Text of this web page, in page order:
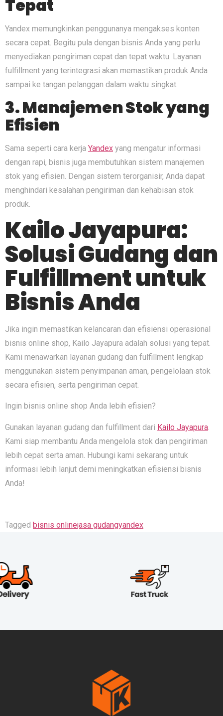
Tepat
Yandex memungkinkan penggunanya mengakses konten
secara cepat. Begitu pula dengan bisnis Anda yang perlu
menyediakan pengiriman cepat dan tepat waktu. Layanan
fulfillment yang terintegrasi akan memastikan produk Anda
sampai ke tangan pelanggan dalam waktu singkat.
3. Manajemen Stok yang
Efisien
Sama seperti cara kerja Yandex yang mengatur informasi
dengan rapi, bisnis juga membutuhkan sistem manajemen
stok yang efisien. Dengan sistem terorganisir, Anda dapat
menghindari kesalahan pengiriman dan kehabisan stok
produk.
Kailo Jayapura:
Solusi Gudang dan
Fulfillment untuk
Bisnis Anda
Jika ingin memastikan kelancaran dan efisiensi operasional
bisnis online shop, Kailo Jayapura adalah solusi yang tepat.
Kami menawarkan layanan gudang dan fulfillment lengkap
menggunakan sistem penyimpanan aman, pengelolaan stok
secara efisien, serta pengiriman cepat.
Ingin bisnis online shop Anda lebih efisien?
Gunakan layanan gudang dan fulfillment dari Kailo Jayapura
Kami siap membantu Anda mengelola stok dan pengiriman
lebih cepat serta aman. Hubungi kami sekarang untuk
informasi lebih lanjut demi meningkatkan efisiensi bisnis
Anda!
Tagged bisnis onlinejasa gudangyandex